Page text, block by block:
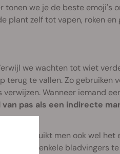
we je de beste emoji's
plant zelf tot vapen, roken en
we wachten tot wiet
te vallen. Zo gebruiken
Wanneer iemand
pas als een indirecte
gebruikt men ook wel het
(en enkele bladvingers